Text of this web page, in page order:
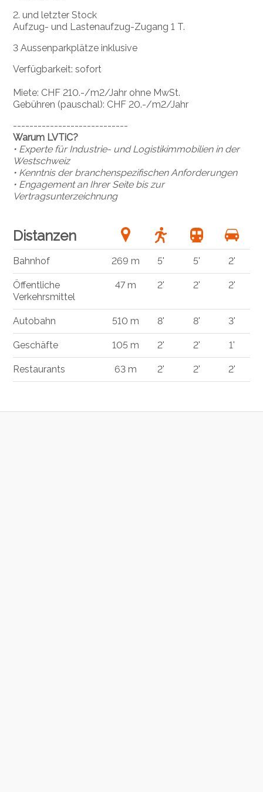
2. und letzter Stock
Aufzug- und Lastenaufzug-Zugang 1 T.
3 Aussenparkplätze inklusive
Verfügbarkeit: sofort
Miete: CHF 210.-/m2/Jahr ohne MwSt.
Gebühren (pauschal): CHF 20.-/m2/Jahr
----------------------------
Warum LVTiC?
• Experte für Industrie- und Logistikimmobilien in der
Westschweiz
• Kenntnis der branchenspezifischen Anforderungen
• Engagement an Ihrer Seite bis zur
Vertragsunterzeichnung
Distanzen
Bahnhof 269 m 5' 5' 2'
Öffentliche
Verkehrsmittel
47 m 2' 2' 2'
Autobahn 510 m 8' 8' 3'
Geschäfte 105 m 2' 2' 1'
Restaurants 63 m 2' 2' 2'